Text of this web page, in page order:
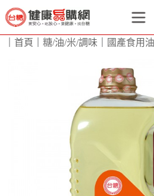
首頁 糖/油/米/調味 國產食用油